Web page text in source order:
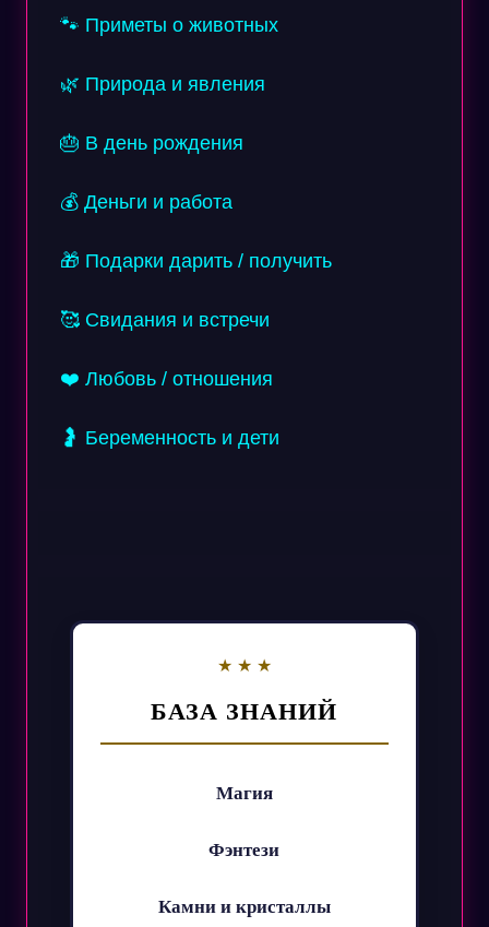
🐾 Приметы о животных
🌿 Природа и явления
🎂 В день рождения
💰 Деньги и работа
🎁 Подарки дарить / получить
🥰 Свидания и встречи
❤️ Любовь / отношения
🤰 Беременность и дети
БАЗА ЗНАНИЙ
Магия
Фэнтези
Камни и кристаллы